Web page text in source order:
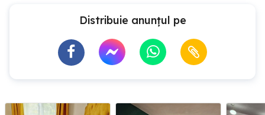
Distribuie anunțul pe